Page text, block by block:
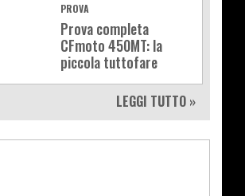
PROVA
Prova completa
CFmoto 450MT: la
piccola tuttofare
LEGGI TUTTO »